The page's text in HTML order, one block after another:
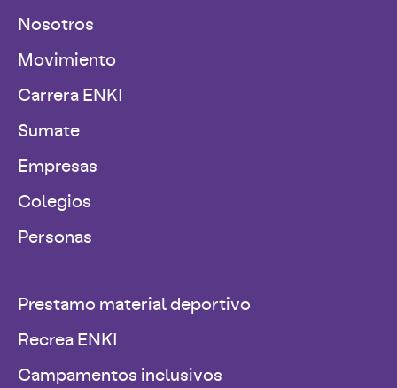
Nosotros
Movimiento
Carrera ENKI
Sumate
Empresas
Colegios
Personas
Prestamo material deportivo
Recrea ENKI
Campamentos inclusivos